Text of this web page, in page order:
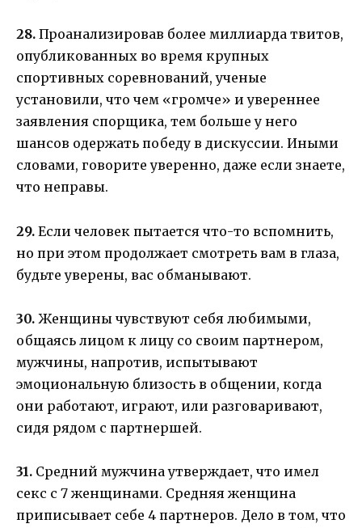
28. Проанализировав более миллиарда твитов,
опубликованных во время крупных
спортивных соревнований, ученые
установили, что чем «громче» и увереннее
заявления спорщика, тем больше у него
шансов одержать победу в дискуссии. Иными
словами, говорите уверенно, даже если знаете,
что неправы.
29. Если человек пытается что-то вспомнить,
но при этом продолжает смотреть вам в глаза,
будьте уверены, вас обманывают.
30. Женщины чувствуют себя любимыми,
общаясь лицом к лицу со своим партнером,
мужчины, напротив, испытывают
эмоциональную близость в общении, когда
они работают, играют, или разговаривают,
сидя рядом с партнершей.
31. Средний мужчина утверждает, что имел
секс с 7 женщинами. Средняя женщина
приписывает себе 4 партнеров. Дело в том, что